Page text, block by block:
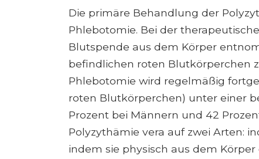
Die primäre Behandlung der
Phlebotomie. Bei der
Blutspende aus dem Körper
befindlichen roten Blutkörperchen
Phlebotomie wird regelmäßig
roten Blutkörperchen) unter einer
Prozent bei Männern und 42
Polyzythämie vera auf zwei Arten:
indem sie physisch aus dem